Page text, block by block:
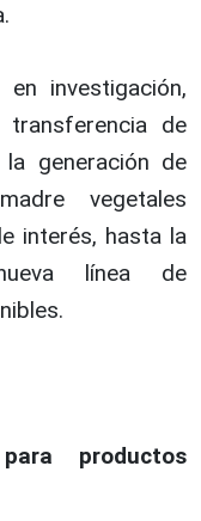
investigación,
de
generación de
vegetales
interés, hasta la
línea de
productos